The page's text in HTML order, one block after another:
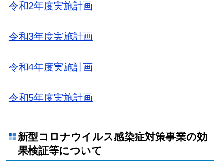
令和2年度実施計画
令和3年度実施計画
令和4年度実施計画
令和5年度実施計画
新型コロナウイルス感染症対策事業の効
果検証等について